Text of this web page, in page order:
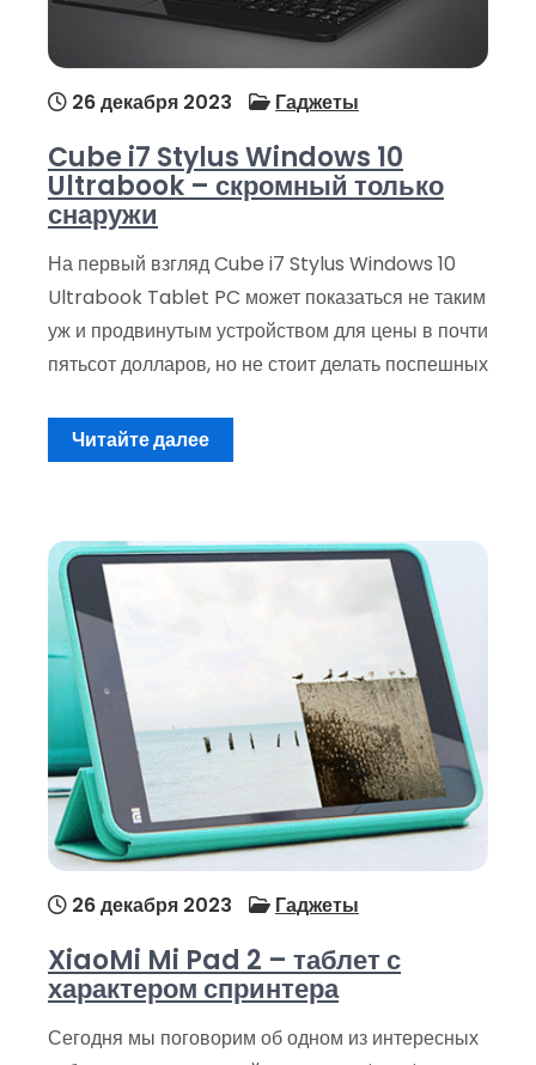
26 декабря 2023 Гаджеты
Cube i7 Stylus Windows 10
Ultrabook – скромный только
снаружи
На первый взгляд Cube i7 Stylus Windows 10
Ultrabook Tablet PC может показаться не таким
уж и продвинутым устройством для цены в почти
пятьсот долларов, но не стоит делать поспешных
Читайте далее
26 декабря 2023 Гаджеты
XiaoMi Mi Pad 2 – таблет с
характером спринтера
Сегодня мы поговорим об одном из интересных